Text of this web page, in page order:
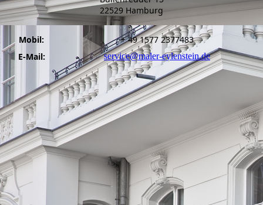
22529 Hamburg
Mobil:
+ 49 1577 2377483
E-Mail:
service@maler-eylenstein.de